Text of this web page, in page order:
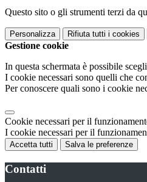
Questo sito o gli strumenti terzi da
Personalizza Rifiuta tutti i cookies
Gestione cookie
In questa schermata è possibile
I cookie necessari sono quelli che
Per conoscere quali sono i cookie
Cookie necessari per il
I cookie necessari per il
Accetta tutti Salva le preferenze
Contatti